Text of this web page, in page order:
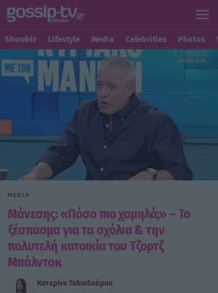
Showbiz Lifestyle Media Celebrities Photos
MEDIA
Μάνεσης: «Πόσο πιο χαμηλά;» – Το
ξέσπασμα για τα σχόλια & την
πολυτελή κατοικία του Τζορτζ
Μπάλντοκ
Κατερίνα Ταλιαδούρου